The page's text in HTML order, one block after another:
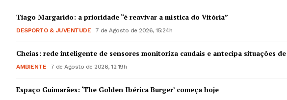
Tiago Margarido: a prioridade “é reavivar a mística do Vitória”
DESPORTO & JUVENTUDE 7 de Agosto de 2026, 15:24h
Cheias: rede inteligente de sensores monitoriza caudais e antecipa situações
AMBIENTE 7 de Agosto de 2026, 12:19h
Espaço Guimarães: ‘The Golden Ibérica Burger’ começa hoje